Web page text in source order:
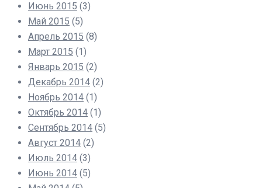
Июнь 2015 (3)
Май 2015 (5)
Апрель 2015 (8)
Март 2015 (1)
Январь 2015 (2)
Декабрь 2014 (2)
Ноябрь 2014 (1)
Октябрь 2014 (1)
Сентябрь 2014 (5)
Август 2014 (2)
Июль 2014 (3)
Июнь 2014 (5)